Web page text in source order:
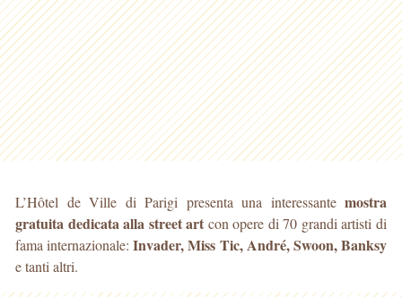
L’Hôtel de Ville di Parigi presenta una interessante mostra
gratuita dedicata alla street art con opere di 70 grandi artisti di
fama internazionale:Invader, Miss Tic, André, Swoon, Banksy
e tanti altri.